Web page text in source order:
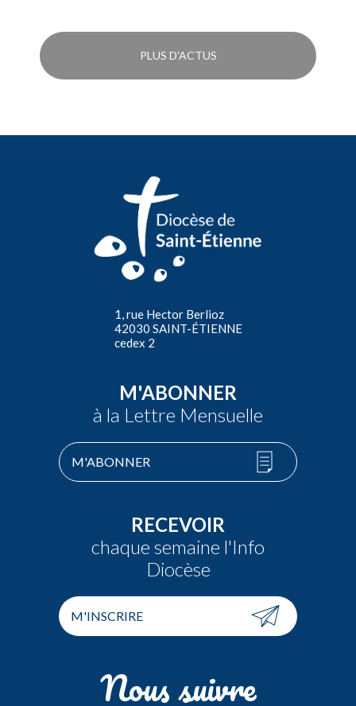
PLUS D'ACTUS
1, rue Hector Berlioz
42030 SAINT-ÉTIENNE
cedex 2
M'ABONNER
à la Lettre Mensuelle
M'ABONNER
RECEVOIR
chaque semaine l'Info
Diocèse
M'INSCRIRE
Nous suivre